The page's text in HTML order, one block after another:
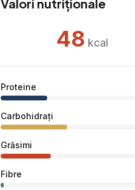
Valori nutriționale
48 kcal
Proteine
Carbohidrați
Grăsimi
Fibre